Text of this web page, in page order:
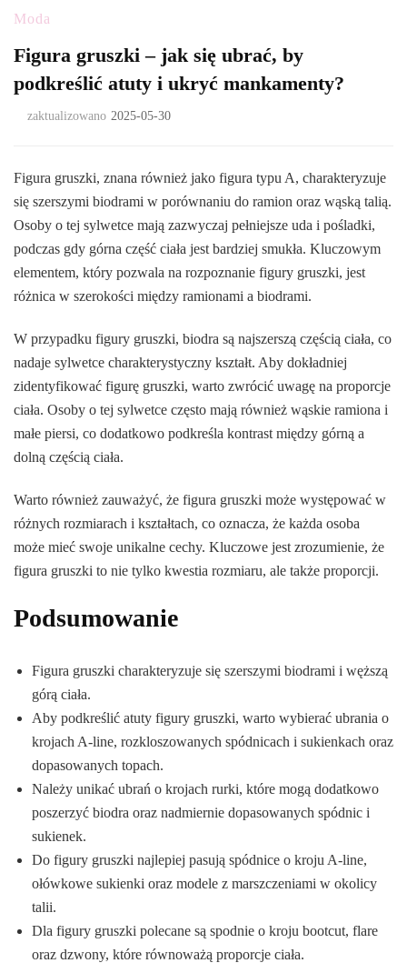
Moda
Figura gruszki – jak się ubrać, by
podkreślić atuty i ukryć mankamenty?
zaktualizowano 2025-05-30
Figura gruszki, znana również jako figura typu A, charakteryzuje
się szerszymi biodrami w porównaniu do ramion oraz wąską talią.
Osoby o tej sylwetce mają zazwyczaj pełniejsze uda i pośladki,
podczas gdy górna część ciała jest bardziej smukła. Kluczowym
elementem, który pozwala na rozpoznanie figury gruszki, jest
różnica w szerokości między ramionami a biodrami.
W przypadku figury gruszki, biodra są najszerszą częścią ciała, co
nadaje sylwetce charakterystyczny kształt. Aby dokładniej
zidentyfikować figurę gruszki, warto zwrócić uwagę na proporcje
ciała. Osoby o tej sylwetce często mają również wąskie ramiona i
małe piersi, co dodatkowo podkreśla kontrast między górną a
dolną częścią ciała.
Warto również zauważyć, że figura gruszki może występować w
różnych rozmiarach i kształtach, co oznacza, że każda osoba
może mieć swoje unikalne cechy. Kluczowe jest zrozumienie, że
figura gruszki to nie tylko kwestia rozmiaru, ale także proporcji.
Podsumowanie
Figura gruszki charakteryzuje się szerszymi biodrami i węższą
górą ciała.
Aby podkreślić atuty figury gruszki, warto wybierać ubrania o
krojach A-line, rozkloszowanych spódnicach i sukienkach oraz
dopasowanych topach.
Należy unikać ubrań o krojach rurki, które mogą dodatkowo
poszerzyć biodra oraz nadmiernie dopasowanych spódnic i
sukienek.
Do figury gruszki najlepiej pasują spódnice o kroju A-line,
ołówkowe sukienki oraz modele z marszczeniami w okolicy
talii.
Dla figury gruszki polecane są spodnie o kroju bootcut, flare
oraz dzwony, które równoważą proporcje ciała.